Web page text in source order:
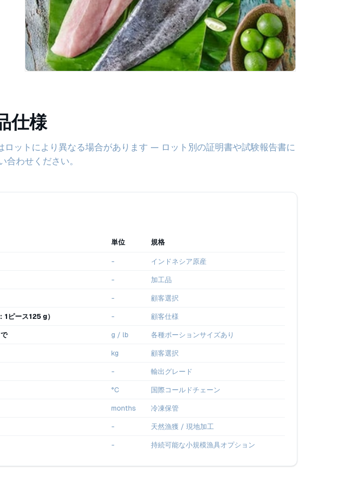
仕様
ットにより異なる場合があります — ロット別の証明書や試験報告書に
合わせください。
単位 規格
- インドネシア原産
- 加工品
- 顧客選択
ピース125 g） - 顧客仕様
g / lb 各種ポーションサイズあり
kg 顧客選択
- 輸出グレード
°C 国際コールドチェーン
months 冷凍保管
- 天然漁獲 / 現地加工
- 持続可能な小規模漁具オプション